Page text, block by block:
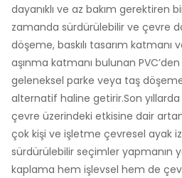
dayanıklı ve az bakım gerektiren
zamanda sürdürülebilir ve çevre
döşeme, baskılı tasarım
aşınma katmanı bulunan
geleneksel parke veya taş
alternatif haline getirir.Son
çevre üzerindeki etkisine dair
çok kişi ve işletme çevresel ayak
sürdürülebilir seçimler yapmanın
kaplama hem işlevsel hem de